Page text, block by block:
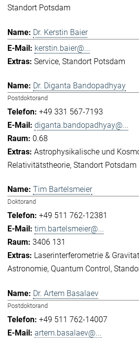
Standort Potsdam
Dr. Kerstin Baier
kerstin.baier@...
Service Standort Potsdam
Dr. Diganta Bandopadhyay
Postdoktorand
+49 331 567-7193
diganta.bandopadhyay@...
0.68
Astrophysikalische und
Relativitätstheorie Standort Potsdam
Tim Bartelsmeier
Doktorand
+49 511 762-12381
tim.bartelsmeier@...
3406 131
Laserinterferometrie &
Astronomie Quantum Control
Dr. Artem Basalaev
Postdoktorand
+49 511 762-14007
artem.basalaev@...